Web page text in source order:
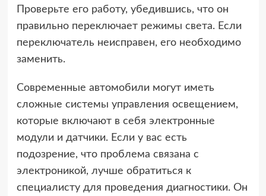
Проверьте его работу, убедившись, что он
правильно переключает режимы света. Если
переключатель неисправен, его необходимо
заменить.
Современные автомобили могут иметь
сложные системы управления освещением,
которые включают в себя электронные
модули и датчики. Если у вас есть
подозрение, что проблема связана с
электроникой, лучше обратиться к
специалисту для проведения диагностики. Он